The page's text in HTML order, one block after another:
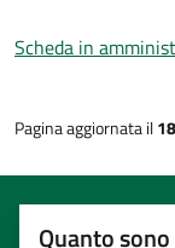
Scheda in
Pagina aggiornata il
Quanto